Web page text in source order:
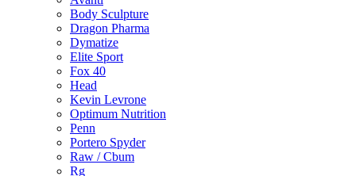
Body Sculpture
Dragon Pharma
Dymatize
Elite Sport
Fox 40
Head
Kevin Levrone
Optimum Nutrition
Penn
Portero Spyder
Raw / Cbum
Rg